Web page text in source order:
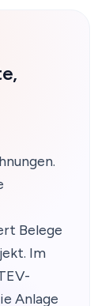
Belege
Im
Anlage